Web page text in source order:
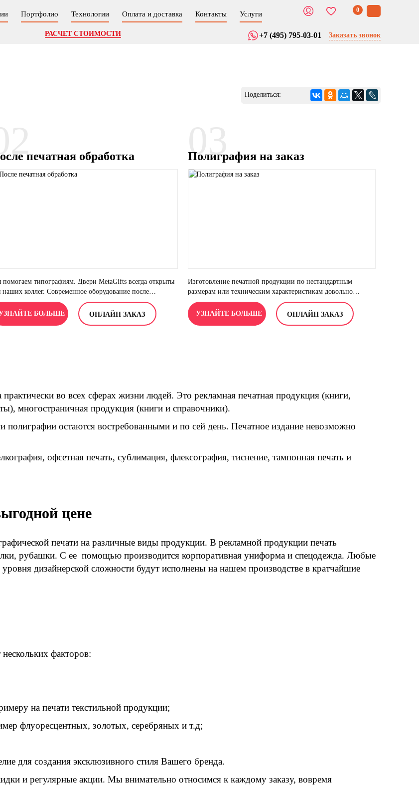
Портфолио Технологии Оплата и доставка Контакты Услуги
РАСЧЕТ СТОИМОСТИ
0
+7 (495) 795-03-01 Заказать звонок
Поделиться:
печатная обработка
типографиям. Двери MetaGifts всегда открыты
наших коллег. Современное оборудование после
обработки поможет сделать желаемое реальностью.
БОЛЬШЕ
ОНЛАЙН ЗАКАЗ
03
Полиграфия на заказ
Изготовление печатной продукции по нестандартным
размерам или техническим характеристикам довольно
затруднительный процесс, но всегда яркий и
запоминающейся. Мы не боимся сложностей и готовы
взяться за самую сложную работу.
УЗНАЙТЕ БОЛЬШЕ ОНЛАЙН ЗАКАЗ
во всех сферах жизни людей. Это рекламная печатная продукция (книги,
многостраничная продукция (книги и справочники).
полиграфии остаются востребованными и по сей день. Печатное издание невозможно
офсетная печать, сублимация, флексография, тиснение, тампонная печать и
цене
печати на различные виды продукции. В рекламной продукции печать
рубашки. С ее помощью производится корпоративная униформа и спецодежда. Любые
дизайнерской сложности будут исполнены на нашем производстве в кратчайшие
факторов:
на печати текстильной продукции;
флуоресцентных, золотых, серебряных и т.д;
для создания эксклюзивного стиля Вашего бренда.
и регулярные акции. Мы внимательно относимся к каждому заказу, вовремя